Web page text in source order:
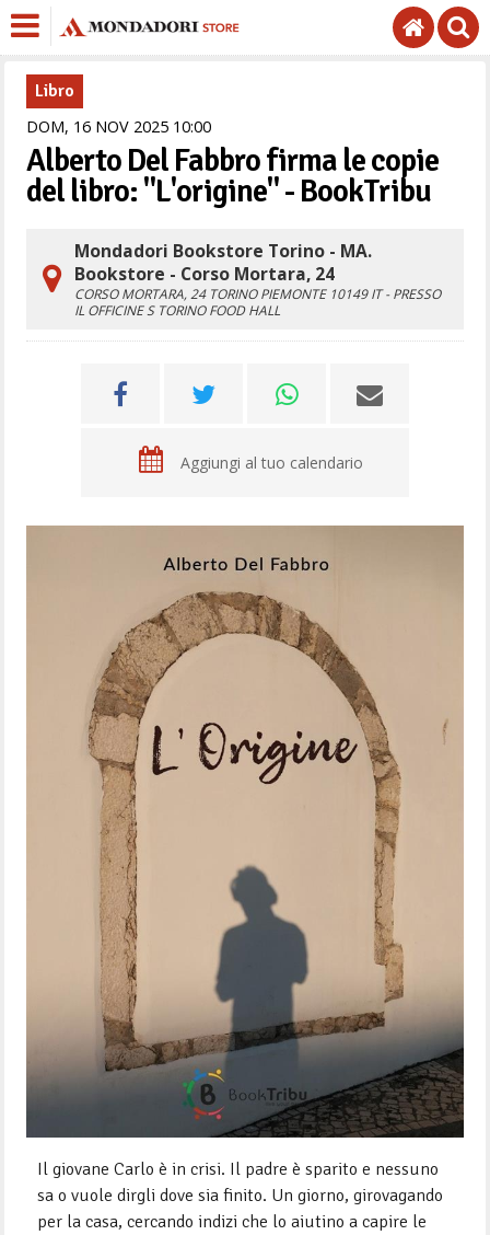
Libro
DOM, 16 NOV 2025 1000
Alberto Del Fabbro firma le copie
del libro: "L'origine" - BookTribu
Mondadori Bookstore Torino - MA.
Bookstore - Corso Mortara, 24
CORSO MORTARA, 24 TORINO PIEMONTE 10149 IT - PRESSO
IL OFFICINE S TORINO FOOD HALL
Aggiungi al tuo calendario
Il giovane Carlo è in crisi. Il padre è sparito e nessuno
sa o vuole dirgli dove sia finito. Un giorno, girovagando
per la casa, cercando indizi che lo aiutino a capire le